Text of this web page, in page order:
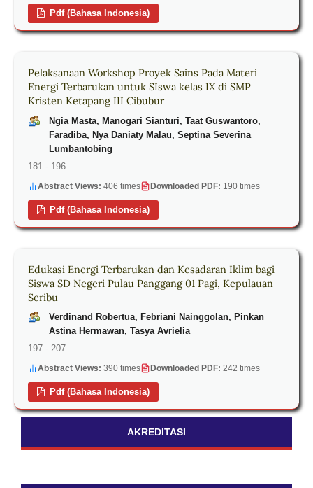
Pdf (Bahasa Indonesia)
Pelaksanaan Workshop Proyek Sains Pada Materi
Energi Terbarukan untuk SIswa kelas IX di SMP
Kristen Ketapang III Cibubur
Ngia Masta, Manogari Sianturi, Taat Guswantoro,
Faradiba, Nya Daniaty Malau, Septina Severina
Lumbantobing
181 - 196
Abstract Views: 406 times Downloaded PDF: 190 times
Pdf (Bahasa Indonesia)
Edukasi Energi Terbarukan dan Kesadaran Iklim bagi
Siswa SD Negeri Pulau Panggang 01 Pagi, Kepulauan
Seribu
Verdinand Robertua, Febriani Nainggolan, Pinkan
Astina Hermawan, Tasya Avrielia
197 - 207
Abstract Views: 390 times Downloaded PDF: 242 times
Pdf (Bahasa Indonesia)
AKREDITASI